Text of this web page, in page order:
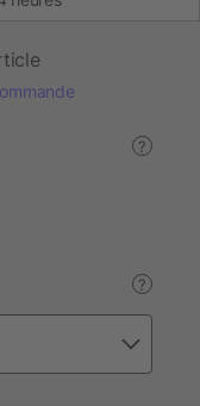
?
?